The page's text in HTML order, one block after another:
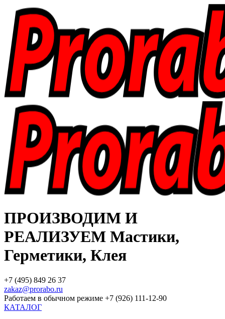
ПРОИЗВОДИМ И
РЕАЛИЗУЕМ Мастики,
Герметики, Клея
+7 (495) 849 26 37
zakaz@prorabo.ru
Работаем в обычном режиме +7 (926) 111-12-90
КАТАЛОГ